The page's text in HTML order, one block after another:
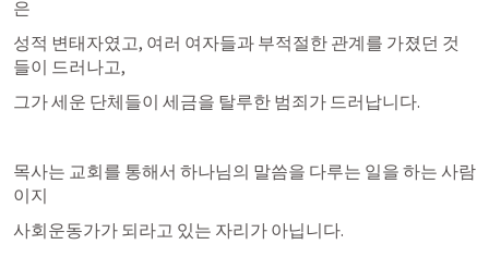
은
성적 변태자였고, 여러 여자들과 부적절한 관계를 가졌던 것
들이 드러나고,
그가 세운 단체들이 세금을 탈루한 범죄가 드러납니다.
목사는 교회를 통해서 하나님의 말씀을 다루는 일을 하는 사람
이지
사회운동가가 되라고 있는 자리가 아닙니다.